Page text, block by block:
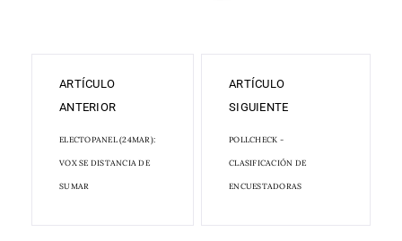
ARTÍCULO
ANTERIOR
ELECTOPANEL (24MAR):
VOX SE DISTANCIA DE
SUMAR
ARTÍCULO
SIGUIENTE
POLLCHECK -
CLASIFICACIÓN DE
ENCUESTADORAS